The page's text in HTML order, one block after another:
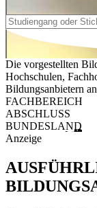
Die vorgestellten
Hochschulen,
Bildungsanbietern
FACHBEREICH
ABSCHLUSS
BUNDESLAND
Anzeige